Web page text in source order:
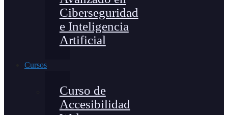
Ciberseguridad
e Inteligencia
Artificial
Cursos
Curso de
Accesibilidad